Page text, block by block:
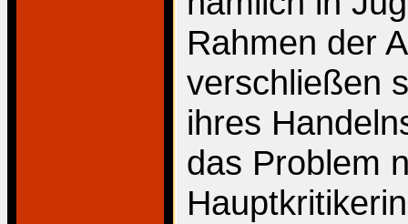
Rahmen der
verschließen
ihres
das Problem